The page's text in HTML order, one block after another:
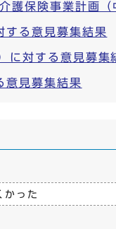
護保険事業計画
する意見募集結果
に対する意見募集
意見募集結果
かった